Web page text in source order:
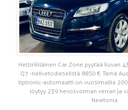
Helsinkiläinen Car Zone pyytää kuvan
Q7 -nelivetodieselistä 8850 €. Tämä
tiptronic-automaatti on vuosimallia
löytyy 239 hevosvoiman verran ja
Newtonia.